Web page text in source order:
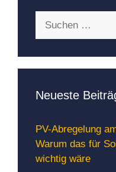
Neueste
PV-Abregelung
Warum das für
wichtig wäre